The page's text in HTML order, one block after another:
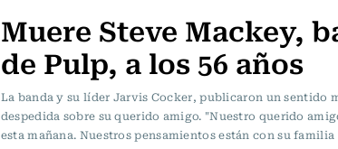
Muere Steve Mackey,
de Pulp, a los 56 años
La banda y su líder Jarvis Cocker, publicaron un sentido
despedida sobre su querido amigo. "Nuestro querido
esta mañana. Nuestros pensamientos están con su familia